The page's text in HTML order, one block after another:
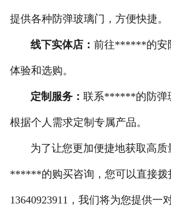
提供各种防弹玻璃门，方便快捷。
线下实体店： 前往******的安
体验和选购。
定制服务： 联系******的防弹
根据个人需求定制专属产品。
为了让您更加便捷地获取高质
******的购买咨询，您可以直接拨
13640923911，我们将为您提供